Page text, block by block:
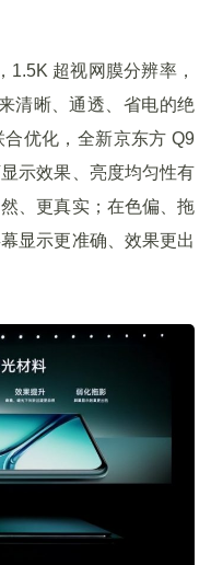
超视网膜分辨率，
清晰、通透、省电的绝
优化，全新京东方 Q9
示效果、亮度均匀性有
、更真实；在色偏、拖
显示更准确、效果更出